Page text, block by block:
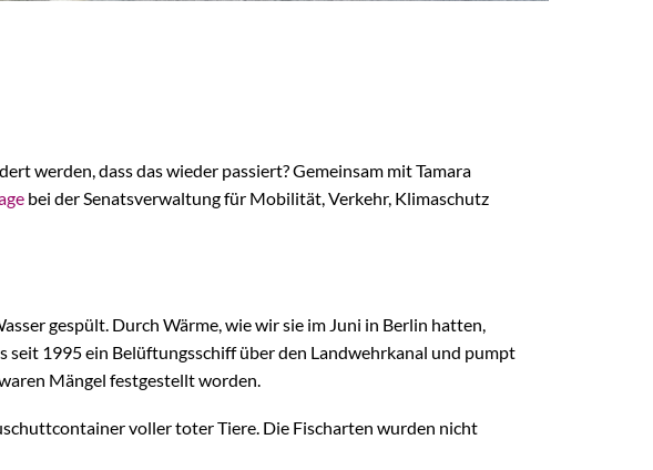
werden, dass das wieder passiert? Gemeinsam mit Tamara
bei der Senatsverwaltung für Mobilität, Verkehr, Klimaschutz
gespült. Durch Wärme, wie wir sie im Juni in Berlin hatten,
1995 ein Belüftungsschiff über den Landwehrkanal und pumpt
Mängel festgestellt worden.
voller toter Tiere. Die Fischarten wurden nicht